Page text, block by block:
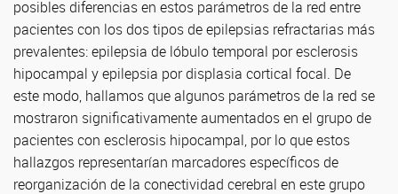
posibles diferencias en estos parámetros de la red entre
pacientes con los dos tipos de epilepsias refractarias más
prevalentes: epilepsia de lóbulo temporal por esclerosis
hipocampal y epilepsia por displasia cortical focal. De
este modo, hallamos que algunos parámetros de la red se
mostraron significativamente aumentados en el grupo de
pacientes con esclerosis hipocampal, por lo que estos
hallazgos representarían marcadores específicos de
reorganización de la conectividad cerebral en este grupo